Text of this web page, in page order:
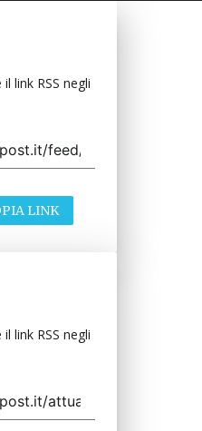
link RSS negli
LINK
link RSS negli